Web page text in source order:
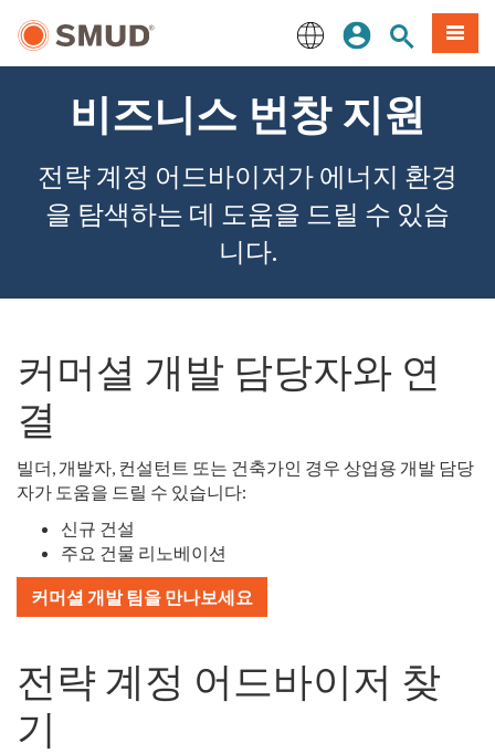
English
로그인사이트 검색
메뉴
비즈니스 번창 지원
전략 계정 어드바이저가 에너지 환경
을 탐색하는 데 도움을 드릴 수 있습
니다.
커머셜 개발 담당자와 연
결
빌더, 개발자, 컨설턴트 또는 건축가인 경우 상업용 개발 담당
자가 도움을 드릴 수 있습니다:
신규 건설
주요 건물 리노베이션
커머셜 개발 팀을 만나보세요
전략 계정 어드바이저 찾
기